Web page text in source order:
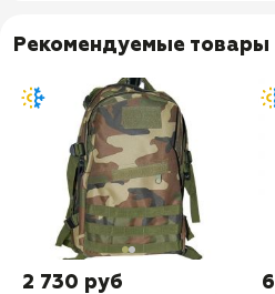
Рекомендуемые товары
2 730 руб